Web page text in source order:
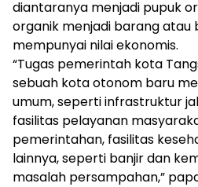
diantaranya menjadi pupuk
organik menjadi barang atau
mempunyai nilai ekonomis.
“Tugas pemerintah kota
sebuah kota otonom baru
umum, seperti infrastruktur
fasilitas pelayanan
pemerintahan, fasilitas
lainnya, seperti banjir dan
masalah persampahan,”